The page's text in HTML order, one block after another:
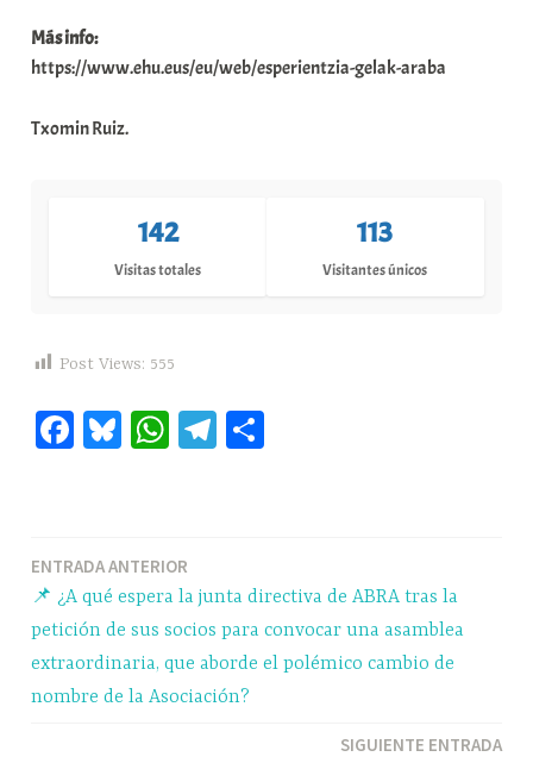
Más info:
https://www.ehu.eus/eu/web/esperientzia-gelak-araba
Txomin Ruiz.
142
Visitas totales
113
Visitantes únicos
Post Views: 555
Fa Bl W
pp
Te
m rti
r
Navegación
de
entradas
ENTRADA ANTERIOR
📌 ¿A qué espera la junta directiva de ABRA tras la
petición de sus socios para convocar una asamblea
extraordinaria, que aborde el polémico cambio de
nombre de la Asociación?
SIGUIENTE ENTRADA